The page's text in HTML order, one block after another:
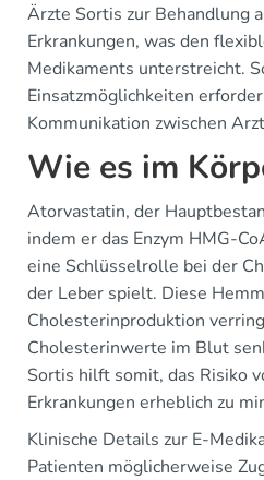
Ärzte Sortis zur Behandlung
Erkrankungen, was den
Medikaments unterstreicht.
Einsatzmöglichkeiten
Kommunikation zwischen
Wie es im
Atorvastatin, der
indem er das Enzym HMG-
eine Schlüsselrolle bei der
der Leber spielt. Diese
Cholesterinproduktion
Cholesterinwerte im Blut
Sortis hilft somit, das Risiko
Erkrankungen erheblich zu
Klinische Details zur E-
Patienten möglicherweise